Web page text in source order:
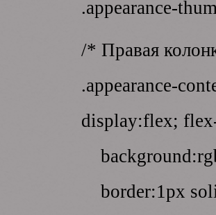
.appearance-
/* Правая
.appearance-
display:flex;
border:1px